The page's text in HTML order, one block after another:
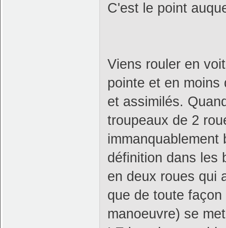
C'est le point
Viens rouler en
pointe et en moins
et assimilés.
troupeaux de 2
définition dans les
en deux roues qui
que de toute
manoeuvre) se